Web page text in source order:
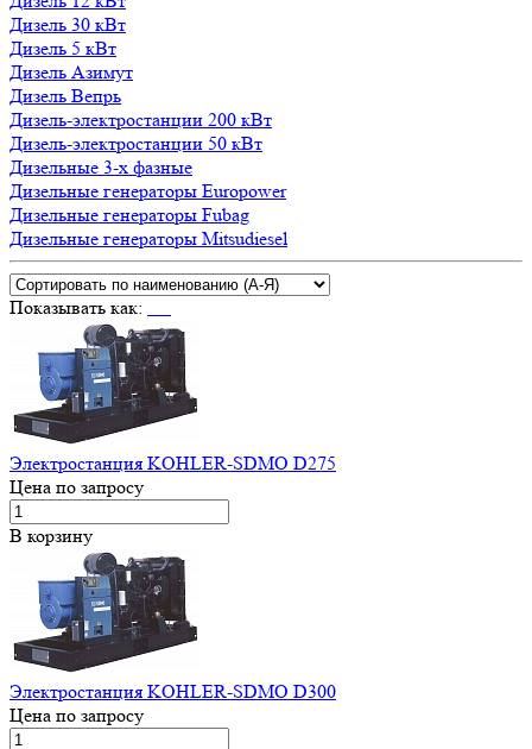
Дизель 30 кВт
Дизель 5 кВт
Дизель Азимут
Дизель Вепрь
Дизель-электростанции 200 кВт
Дизель-электростанции 50 кВт
Дизельные 3-х фазные
Дизельные генераторы Europower
Дизельные генераторы Fubag
Дизельные генераторы Mitsudiesel
Показывать как:
Электростанция KOHLER-SDMO D275
Цена по запросу
В корзину
Электростанция KOHLER-SDMO D300
Цена по запросу